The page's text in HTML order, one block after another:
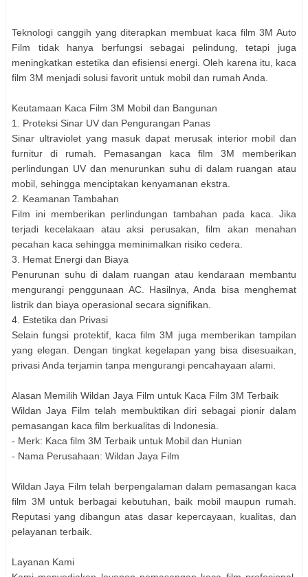
Teknologi canggih yang diterapkan membuat kaca film 3M Auto
Film tidak hanya berfungsi sebagai pelindung, tetapi juga
meningkatkan estetika dan efisiensi energi. Oleh karena itu, kaca
film 3M menjadi solusi favorit untuk mobil dan rumah Anda.
Keutamaan Kaca Film 3M Mobil dan Bangunan
1. Proteksi Sinar UV dan Pengurangan Panas
Sinar ultraviolet yang masuk dapat merusak interior mobil dan
furnitur di rumah. Pemasangan kaca film 3M memberikan
perlindungan UV dan menurunkan suhu di dalam ruangan atau
mobil, sehingga menciptakan kenyamanan ekstra.
2. Keamanan Tambahan
Film ini memberikan perlindungan tambahan pada kaca. Jika
terjadi kecelakaan atau aksi perusakan, film akan menahan
pecahan kaca sehingga meminimalkan risiko cedera.
3. Hemat Energi dan Biaya
Penurunan suhu di dalam ruangan atau kendaraan membantu
mengurangi penggunaan AC. Hasilnya, Anda bisa menghemat
listrik dan biaya operasional secara signifikan.
4. Estetika dan Privasi
Selain fungsi protektif, kaca film 3M juga memberikan tampilan
yang elegan. Dengan tingkat kegelapan yang bisa disesuaikan,
privasi Anda terjamin tanpa mengurangi pencahayaan alami.
Alasan Memilih Wildan Jaya Film untuk Kaca Film 3M Terbaik
Wildan Jaya Film telah membuktikan diri sebagai pionir dalam
pemasangan kaca film berkualitas di Indonesia.
- Merk: Kaca film 3M Terbaik untuk Mobil dan Hunian
- Nama Perusahaan: Wildan Jaya Film
Wildan Jaya Film telah berpengalaman dalam pemasangan kaca
film 3M untuk berbagai kebutuhan, baik mobil maupun rumah.
Reputasi yang dibangun atas dasar kepercayaan, kualitas, dan
pelayanan terbaik.
Layanan Kami